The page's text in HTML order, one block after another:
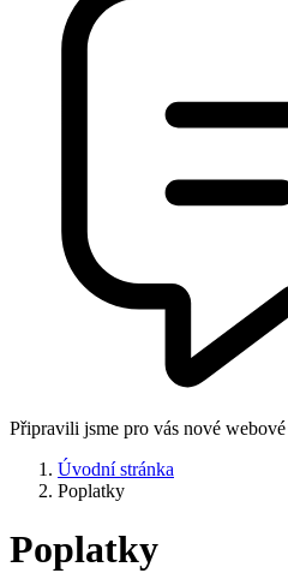
Připravili jsme pro vás nové webové
Úvodní stránka
Poplatky
Poplatky